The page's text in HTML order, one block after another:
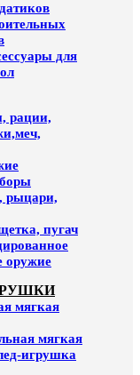
для
рации,
рыцари,
пугач
оружие
мягкая
мягкая
игрушка